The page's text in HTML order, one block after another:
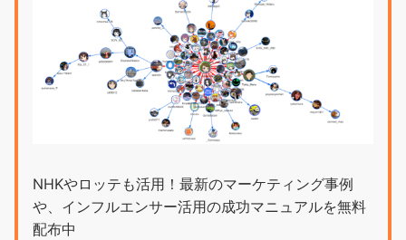
NHKやロッテも活用！最新のマーケティング事例
や、インフルエンサー活用の成功マニュアルを無料
配布中